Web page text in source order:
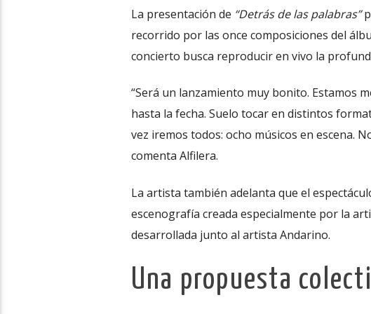
La presentación de “Detrás de las palabras”
recorrido por las once composiciones del
concierto busca reproducir en vivo la
“Será un lanzamiento muy bonito. Estamos
hasta la fecha. Suelo tocar en distintos
vez iremos todos: ocho músicos en escena.
comenta Alfilera.
La artista también adelanta que el
escenografía creada especialmente por la
desarrollada junto al artista Andarino.
Una propuesta